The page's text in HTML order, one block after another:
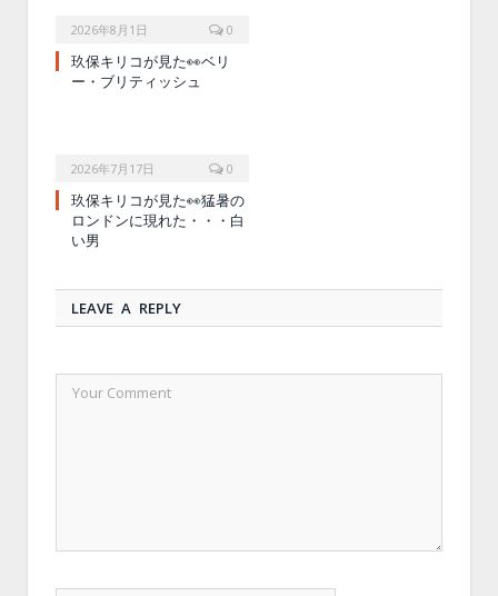
2026年8月1日 0
玖保キリコが見た👀ベリ
ー・ブリティッシュ
2026年7月17日 0
玖保キリコが見た👀猛暑の
ロンドンに現れた・・・白
い男
LEAVE A REPLY